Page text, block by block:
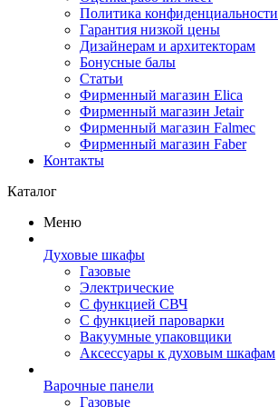
Политика конфиденциальности
Гарантия низкой цены
Дизайнерам и архитекторам
Бонусные балы
Статьи
Фирменный магазин Elica
Фирменный магазин Jetair
Фирменный магазин Falmec
Фирменный магазин Faber
Контакты
Каталог
Меню
Духовые шкафы
Газовые
Электрические
С функцией СВЧ
С функцией пароварки
Вакуумные упаковщики
Аксессуары к духовым шкафам
Варочные панели
Газовые